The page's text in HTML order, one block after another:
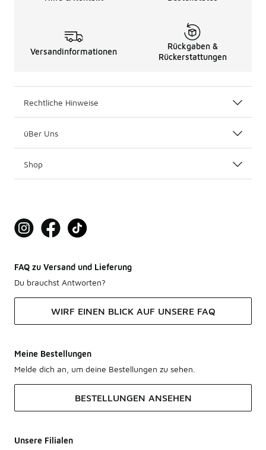
Versandinformationen
Rückgaben &
Rückerstattungen
Rechtliche Hinweise
üBer Uns
Shop
FAQ zu Versand und Lieferung
Du brauchst Antworten?
WIRF EINEN BLICK AUF UNSERE FAQ
Meine Bestellungen
Melde dich an, um deine Bestellungen zu sehen.
BESTELLUNGEN ANSEHEN
Unsere Filialen